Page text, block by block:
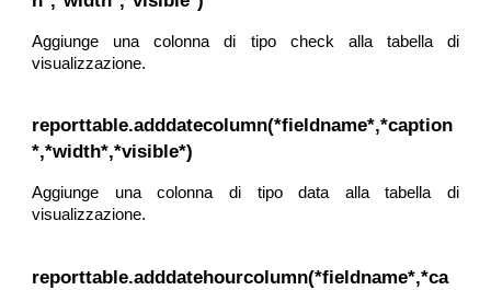
Aggiunge una colonna di tipo check alla tabella di
visualizzazione.
reporttable.adddatecolumn(*fieldname*,*caption
*,*width*,*visible*)
Aggiunge una colonna di tipo data alla tabella di
visualizzazione.
reporttable.adddatehourcolumn(*fieldname*,*ca